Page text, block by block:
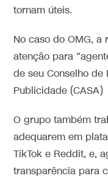
tornam úteis.
No caso do OMG, a
atenção para
de seu Conselho
Publicidade (CASA)
O grupo também
adequarem em
TikTok e Reddit, e,
transparência para